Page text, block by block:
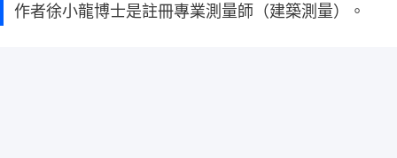
作者徐小龍博士是註冊專業測量師（建築測量）。